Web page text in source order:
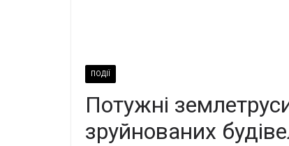
ПОДІЇ
Потужні
зруйнованих